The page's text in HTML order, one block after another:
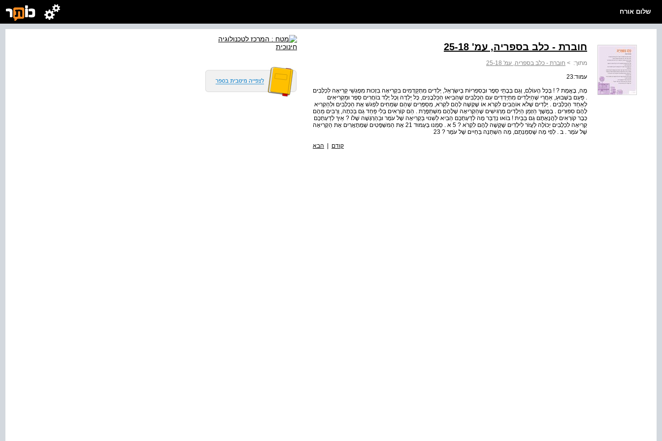
שלום אורח
חוברת - כלב בספריה, עמ' 25-18
מתוך: > חוברת - כלב בספריה, עמ' 25-18
עמוד:23
מָה, בֶּאֱמֶת ? ! בְּכָל הָעוֹלָם, וְגַם בְּבָתֵי סֵפֶר וּבְסִפְרִיוֹת בְּיִשְׂרָאֵל, יְלָדִים מִתְקַדְמִים בִּקְרִיאָה בִּזְכוּת מִפְגְשֵׁי קְרִיאָה לִכְלָבִים
. פַּעַם בְּשָׁבוּעַ, אַחֲרֵי שֶׁהַיְלָדִים מִתְיַדְדִים עִם הַכְּלָבִים שֶׁהֵבִיאוּ הַכַּלְבָנִים, כָּל יַלְדָה וְכָל יֶלֶד בּוֹחֲרִים סֵפֶר וּמַקְרִיאִים
לְאַחַד הַכְּלָבִים . יְלָדִים שֶׁלֹא אוֹהֲבִים לִקְרֹא אוֹ שֶׁקָשֶׁה לָהֶם לִקְרֹא, מְסַפְּרִים שֶׁהֵם שְׂמֵחִים לִפְגֹשׁ אֶת הַכְּלָבִים וּלְהַקְרִיא
לָהֶם סִפּוּרִים . בְּמֶשֶׁךְ הַזְמַן הַיְלָדִים מַרְגִישִׁים שֶׁהַקְרִיאָה שֶׁלָהֶם מִשְׁתַפֶּרֶת . הֵם קוֹרְאִים בְּלִי פַּחַד גַם בַּכִּתָה, וְרַבִּים מֵהֶם
כְּבָר קוֹרְאִים לַהֲנָאָתָם גַם בַּבַּיִת ! בּוֹאוּ נְדַבֵּר מָה לְדַעְתְכֶם הֵבִיא לַשִׁנוּי בַּקְרִיאָה שֶׁל עֹמֶר וּבַהַרְגָשָׁה שֶׁלוֹ ? אֵיךְ לְדַעְתְכֶם
קְרִיאָה לִכְלָבִים יְכוֹלָה לַעֲזֹר לִילָדִים שֶׁקָשֶׁה לָהֶם לִקְרֹא ? 5 א . סַמְנוּ בְּעַמוּד 21 אֶת הַמִשְׁפָּטִים שֶׁמְתָאֲרִים אֶת הַקְרִיאָה
שֶׁל עֹמֶר . ב . לְפִי מָה שֶׁסִמַנְתֶם, מָה הִשְׁתַנָה בַּחַיִים שֶׁל עֹמֶר ? 23
קודם | הבא